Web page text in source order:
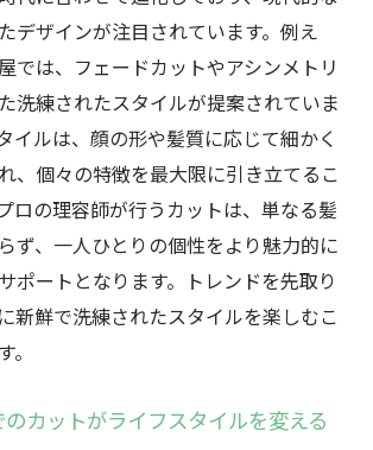
デザインが注目されています。例え
では、フェードカットやアシンメトリ
洗練されたスタイルが提案されていま
イルは、顔の形や髪質に応じて細かく
、個々の特徴を最大限に引き立てるこ
ロの理容師が行うカットは、単なる髪
ず、一人ひとりの個性をより魅力的に
ポートとなります。トレンドを先取り
新鮮で洗練されたスタイルを楽しむこ
カットがライフスタイルを変える